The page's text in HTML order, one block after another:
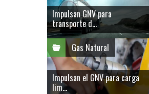
Impulsan GNV para
transporte d...
Gas Natural
Impulsan el GNV para carga
lim...